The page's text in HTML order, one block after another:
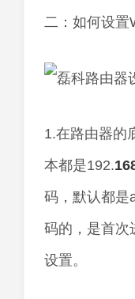
二：如何设置
1.在路由器的
本都是192.
码，默认都是
码的，是首次
设置。